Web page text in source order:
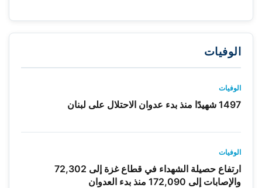
الوفيات
الوفيات
1497 شهيدًا منذ بدء عدوان الاحتلال على لبنان
الوفيات
ارتفاع حصيلة الشهداء في قطاع غزة إلى 72,302
والإصابات إلى 172,090 منذ بدء العدوان